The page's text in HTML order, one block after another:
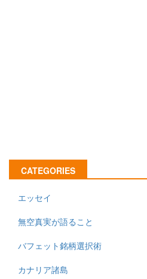
CATEGORIES
エッセイ
無空真実が語ること
バフェット銘柄選択術
カナリア諸島